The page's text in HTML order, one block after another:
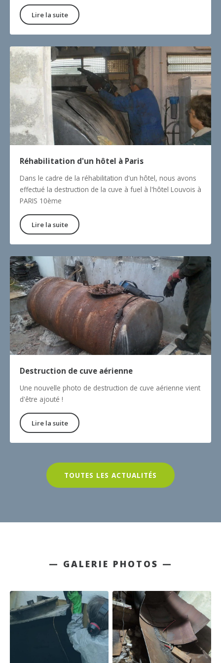
Lire la suite
Réhabilitation d'un hôtel à Paris
Dans le cadre de la réhabilitation d'un hôtel, nous avons
effectué la destruction de la cuve à fuel à l'hôtel Louvois à
PARIS 10ème
Lire la suite
Destruction de cuve aérienne
Une nouvelle photo de destruction de cuve aérienne vient
d'être ajouté !
Lire la suite
TOUTES LES ACTUALITÉS
— GALERIE PHOTOS —